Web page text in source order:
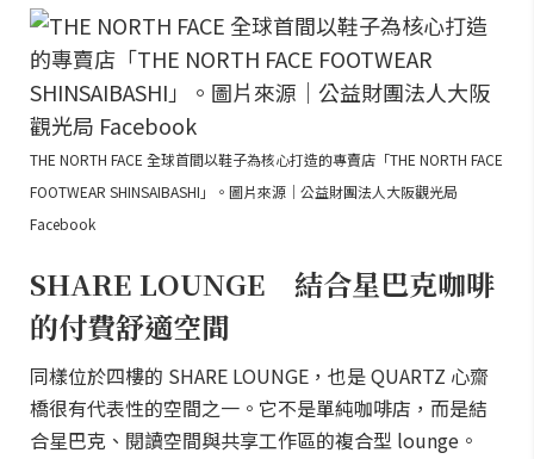
THE NORTH FACE 全球首間以鞋子為核心打造的專賣店「THE NORTH FACE
FOOTWEAR SHINSAIBASHI」。圖片來源｜公益財團法人大阪觀光局
Facebook
SHARE LOUNGE 結合星巴克咖啡
的付費舒適空間
同樣位於四樓的 SHARE LOUNGE，也是 QUARTZ 心齋
橋很有代表性的空間之一。它不是單純咖啡店，而是結
合星巴克、閱讀空間與共享工作區的複合型 lounge。